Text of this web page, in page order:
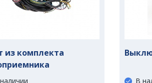
из комплекта
В